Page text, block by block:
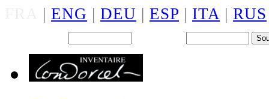
| ENG | DEU | ESP | ITA | RUS